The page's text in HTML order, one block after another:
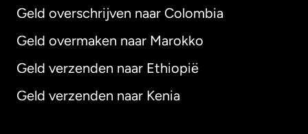
Geld overschrijven naar Colombia
Geld overmaken naar Marokko
Geld verzenden naar Ethiopië
Geld verzenden naar Kenia